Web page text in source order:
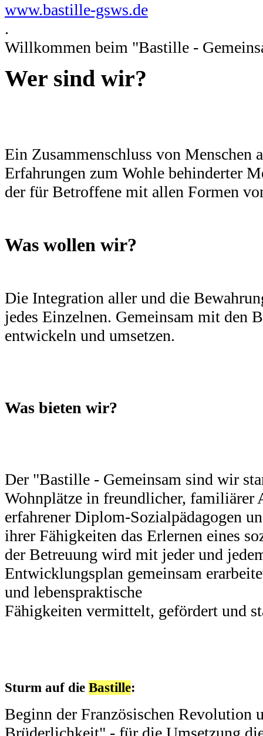
www.bastille-gsws.de
.
Willkommen beim "Bastille -
Wer sind wir?
Ein Zusammenschluss von Menschen
Erfahrungen zum Wohle behinderter
der für Betroffene mit allen Formen
Was wollen wir?
Die Integration aller und die
jedes Einzelnen. Gemeinsam mit den
entwickeln und umsetzen.
Was bieten wir?
Der "Bastille - Gemeinsam sind wir
Wohnplätze in freundlicher, familiärer
erfahrener Diplom-Sozialpädagogen
ihrer Fähigkeiten das Erlernen eines
der Betreuung wird mit jeder und
Entwicklungsplan gemeinsam
und lebenspraktische
Fähigkeiten vermittelt, gefördert und
Sturm auf die Bastille:
Beginn der Französischen Revolution